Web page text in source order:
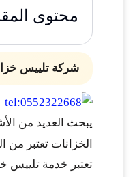
محتوى
شركة تلييس
يبحث العديد من
الخزانات تعتبر من
تعتبر خدمة تلييس